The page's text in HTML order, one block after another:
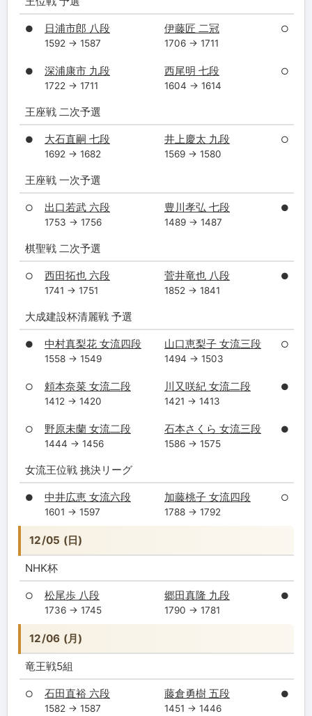
● 日浦市郎 八段
1592 → 1587
伊藤匠 二冠
1706 → 1711
○
● 深浦康市 九段
1722 → 1711
西尾明 七段
1604 → 1614
○
王座戦 二次予選
● 大石直嗣 七段
1692 → 1682
井上慶太 九段
1569 → 1580
○
王座戦 一次予選
○ 出口若武 六段
1753 → 1756
豊川孝弘 七段
1489 → 1487
●
棋聖戦 二次予選
○ 西田拓也 六段
1741 → 1751
菅井竜也 八段
1852 → 1841
●
大成建設杯清麗戦 予選
● 中村真梨花 女流四段
1558 → 1549
山口恵梨子 女流三段
1494 → 1503
○
○ 頼本奈菜 女流二段
1412 → 1420
川又咲紀 女流二段
1421 → 1413
●
○ 野原未蘭 女流二段
1444 → 1456
石本さくら 女流三段
1586 → 1575
●
女流王位戦 挑決リーグ
● 中井広恵 女流六段
1601 → 1597
加藤桃子 女流四段
1788 → 1792
○
12/05 (日)
NHK杯
○ 松尾歩 八段
1736 → 1745
郷田真隆 九段
1790 → 1781
●
12/06 (月)
竜王戦5組
○ 石田直裕 六段
1582 → 1587
藤倉勇樹 五段
1451 → 1446
●